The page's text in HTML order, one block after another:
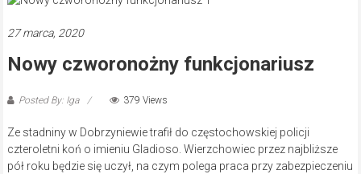
27 marca, 2020
Nowy czworonożny funkcjonariusz
Posted By: Iga 379 Views
Ze stadniny w Dobrzyniewie trafił do częstochowskiej policji
czteroletni koń o imieniu Gladioso. Wierzchowiec przez najbliższe
pół roku będzie się uczył, na czym polega praca przy zabezpieczeniu